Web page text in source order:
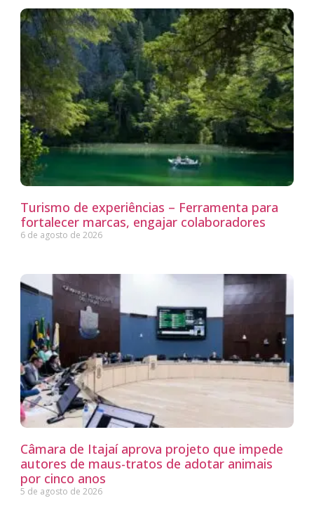
Turismo de experiências – Ferramenta para
fortalecer marcas, engajar colaboradores
6 de agosto de 2026
Câmara de Itajaí aprova projeto que impede
autores de maus-tratos de adotar animais
por cinco anos
5 de agosto de 2026